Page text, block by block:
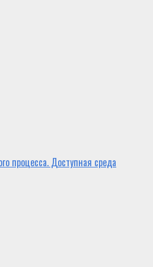
процесса. Доступная среда